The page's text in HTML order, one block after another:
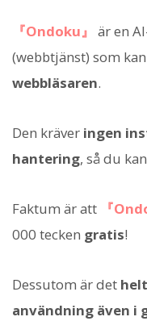
『Ondoku』 är en
(webbtjänst) som kan
webbläsaren.
Den kräver ingen
hantering, så du
Faktum är att 『
000 tecken gratis!
Dessutom är det
användning även i